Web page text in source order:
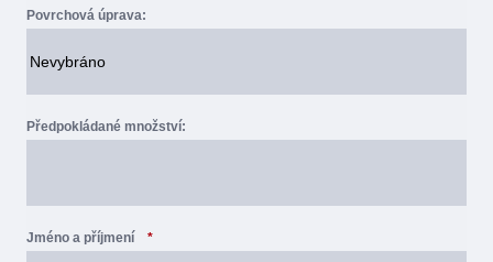
Povrchová úprava:
Předpokládané množství:
Jméno a příjmení *